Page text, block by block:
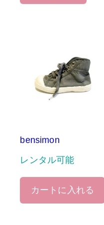
bensimon
レンタル可能
カートに入れる